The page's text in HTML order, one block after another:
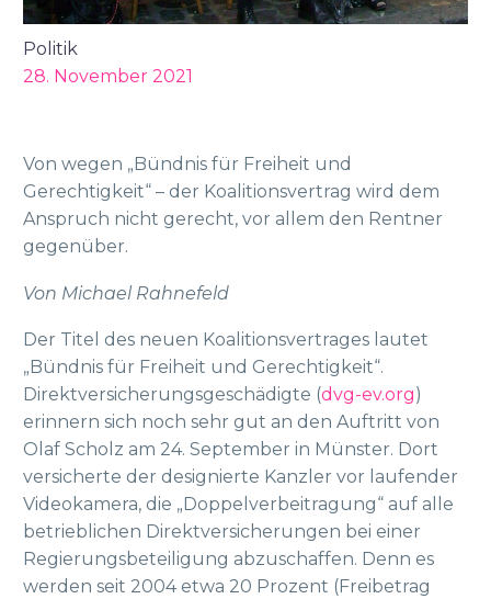
Politik
28. November 2021
Von wegen „Bündnis für Freiheit und
Gerechtigkeit“ – der Koalitionsvertrag wird dem
Anspruch nicht gerecht, vor allem den Rentner
gegenüber.
Von Michael Rahnefeld
Der Titel des neuen Koalitionsvertrages lautet
„Bündnis für Freiheit und Gerechtigkeit“.
Direktversicherungsgeschädigte (dvg-ev.org)
erinnern sich noch sehr gut an den Auftritt von
Olaf Scholz am 24. September in Münster. Dort
versicherte der designierte Kanzler vor laufender
Videokamera, die „Doppelverbeitragung“ auf alle
betrieblichen Direktversicherungen bei einer
Regierungsbeteiligung abzuschaffen. Denn es
werden seit 2004 etwa 20 Prozent (Freibetrag